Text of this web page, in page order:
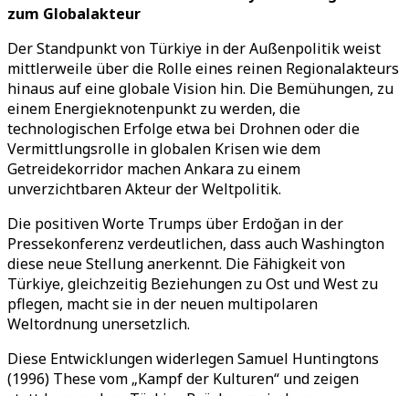
zum Globalakteur
Der Standpunkt von Türkiye in der Außenpolitik weist
mittlerweile über die Rolle eines reinen Regionalakteurs
hinaus auf eine globale Vision hin. Die Bemühungen, zu
einem Energieknotenpunkt zu werden, die
technologischen Erfolge etwa bei Drohnen oder die
Vermittlungsrolle in globalen Krisen wie dem
Getreidekorridor machen Ankara zu einem
unverzichtbaren Akteur der Weltpolitik.
Die positiven Worte Trumps über Erdoğan in der
Pressekonferenz verdeutlichen, dass auch Washington
diese neue Stellung anerkennt. Die Fähigkeit von
Türkiye, gleichzeitig Beziehungen zu Ost und West zu
pflegen, macht sie in der neuen multipolaren
Weltordnung unersetzlich.
Diese Entwicklungen widerlegen Samuel Huntingtons
(1996) These vom „Kampf der Kulturen“ und zeigen